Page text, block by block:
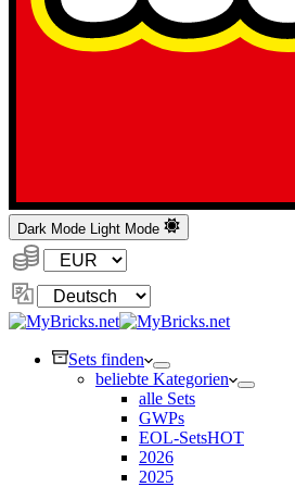
Dark Mode Light Mode
Währung:
Sprache
ändern
Sets finden
beliebte Kategorien
alle Sets
GWPs
EOL-SetsHOT
2026
2025